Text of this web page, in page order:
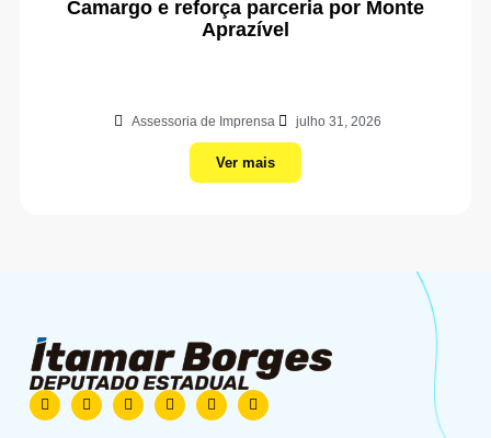
Camargo e reforça parceria por Monte
Aprazível
Assessoria de Imprensa julho 31, 2026
Ver mais